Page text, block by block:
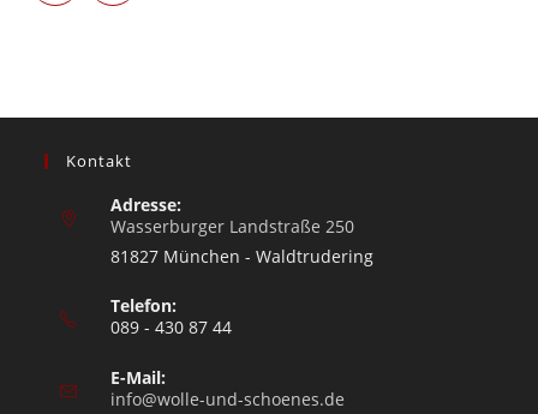
Kontakt
Adresse:
Wasserburger Landstraße 250
81827 München - Waldtrudering
Telefon:
089 - 430 87 44
E-Mail:
info@wolle-und-schoenes.de